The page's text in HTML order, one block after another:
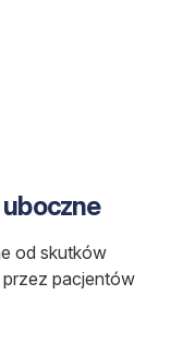
od skutków
pacjentów